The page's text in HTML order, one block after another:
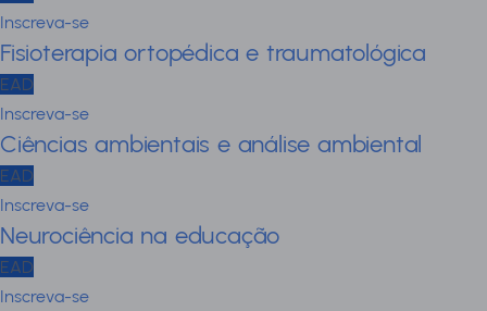
Inscreva-se
Fisioterapia ortopédica e traumatológica
EAD
Inscreva-se
Ciências ambientais e análise ambiental
EAD
Inscreva-se
Neurociência na educação
EAD
Inscreva-se